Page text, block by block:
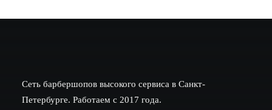
Сеть барбершопов высокого сервиса в Санкт-
Петербурге. Работаем с 2017 года.